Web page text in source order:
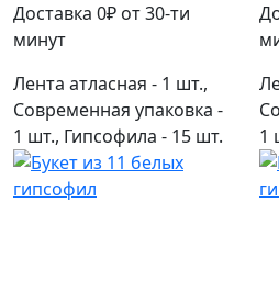
Доставка 0₽ от 30-ти
минут
Лента атласная - 1 шт.,
Современная упаковка -
1 шт., Гипсофила - 15 шт.
1